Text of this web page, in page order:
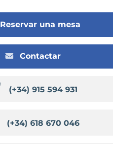
Reservar una mesa
Contactar
(+34) 915 594 931
(+34) 618 670 046